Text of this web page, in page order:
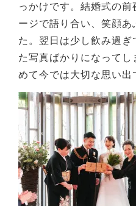
っかけです。結婚式の
ージで語り合い、笑顔
た。翌日は少し飲み過
た写真ばかりになって
めて今では大切な思い出